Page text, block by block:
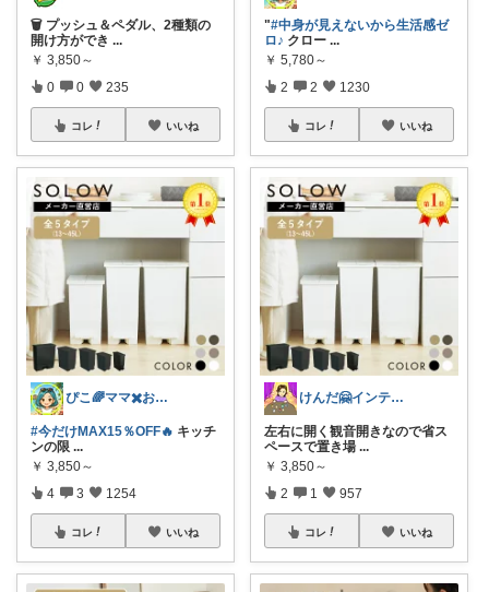
🗑 プッシュ＆ペダル、2種類の
開け方ができ ...
￥ 3,850～
0 0 235
コレ いいね
ぴこ🌈ママ✖️お洒落✖️お得
#今だけMAX15％OFF🔥 キッチ
ンの限 ...
￥ 3,850～
4 3 1254
コレ いいね
"#中身が見えないから生活感ゼ
ロ♪ クロー ...
￥ 5,780～
2 2 1230
コレ いいね
けんだ🤗インテリア多め
左右に開く観音開きなので省ス
ペースで置き場 ...
￥ 3,850～
2 1 957
コレ いいね